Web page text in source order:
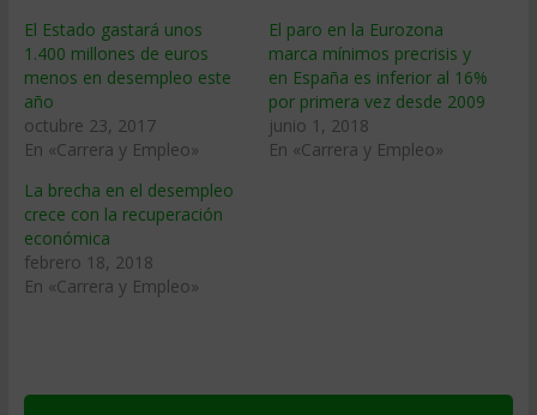
El Estado gastará unos
1.400 millones de euros
menos en desempleo este
año
octubre 23, 2017
En «Carrera y Empleo»
El paro en la Eurozona
marca mínimos precrisis y
en España es inferior al 16%
por primera vez desde 2009
junio 1, 2018
En «Carrera y Empleo»
La brecha en el desempleo
crece con la recuperación
económica
febrero 18, 2018
En «Carrera y Empleo»